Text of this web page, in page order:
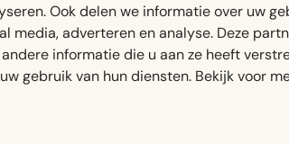
is vermaken de kinderen (tot 8 jaar)
Ook delen we informatie over uw
media, adverteren en analyse. Deze
informatie die u aan ze heeft
gebruik van hun diensten. Bekijk voor